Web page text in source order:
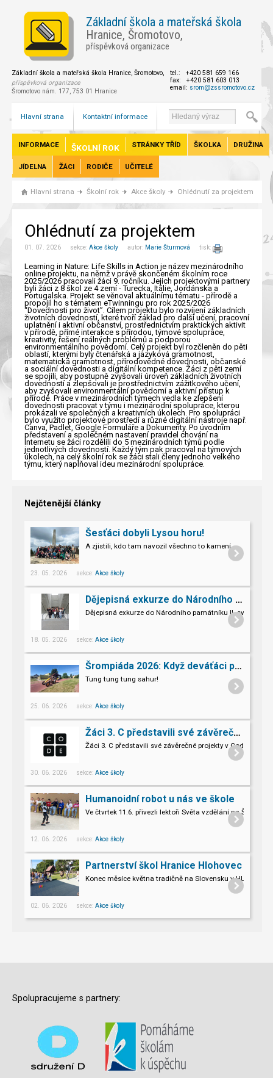
Základní škola a mateřská škola
Hranice, Šromotovo,
příspěvková organizace
Základní škola a mateřská škola Hranice, Šromotovo,
příspěvková organizace
Šromotovo nám. 177, 753 01 Hranice
tel.: +420 581 659 166
fax: +420 581 603 013
email: srom@zssromotovo.cz
Hlavní strana Kontaktní informace
INFORMACE ŠKOLNÍ ROK STRÁNKY TŘÍD ŠKOLKA DRUŽINA
JÍDELNA ŽÁCI RODIČE UČITELÉ
Hlavní strana Školní rok Akce školy Ohlédnutí za projektem
Ohlédnutí za projektem
01. 07. 2026 sekce: Akce školy autor: Marie Šturmová tisk:
Learning in Nature: Life Skills in Action je název mezinárodního
online projektu, na němž v právě skončeném školním roce
2025/2026 pracovali žáci 9. ročníku. Jejich projektovými partnery
byli žáci z 8 škol ze 4 zemí - Turecka, Itálie, Jordánska a
Portugalska. Projekt se věnoval aktuálnímu tématu - přírodě a
propojil ho s tématem eTwinningu pro rok 2025/2026
“Dovednosti pro život”. Cílem projektu bylo rozvíjení základních
životních dovedností, které tvoří základ pro další učení, pracovní
uplatnění i aktivní občanství, prostřednictvím praktických aktivit
v přírodě, přímé interakce s přírodou, týmové spolupráce,
kreativity, řešení reálných problémů a podporou
environmentálního povědomí. Celý projekt byl rozčleněn do pěti
oblastí, kterými byly čtenářská a jazyková gramotnost,
matematická gramotnost, přírodovědné dovednosti, občanské
a sociální dovednosti a digitální kompetence. Žáci z pěti zemí
se spojili, aby postupně zvyšovali úroveň základních životních
dovedností a zlepšovali je prostřednictvím zážitkového učení,
aby zvyšovali environmentální povědomí a aktivní přístup k
přírodě. Práce v mezinárodních týmech vedla ke zlepšení
dovednosti pracovat v týmu i mezinárodní spolupráce, kterou
prokázali ve společných a kreativních úkolech. Pro spolupráci
bylo využito projektové prostředí a různé digitální nástroje např.
Canva, Padlet, Google Formuláře a Dokumenty. Po úvodním
představení a společném nastavení pravidel chování na
Internetu se žáci rozdělili do 5 mezinárodních týmů podle
jednotlivých dovedností. Každý tým pak pracoval na týmových
úkolech, na celý školní rok se žáci stali členy jednoho velkého
týmu, který naplňoval ideu mezinárodní spolupráce.
Nejčtenější články
Šesťáci dobyli Lysou horu!
A zjistili, kdo tam navozil všechno to kamení.
23. 05. 2026 sekce: Akce školy
Dějepisná exkurze do Národního památníku II. sv. války v Hrabyni
Dějepisná exkurze do Národního památníku II. světové
18. 05. 2026 sekce: Akce školy
Šrompiáda 2026: Když deváťáci převzali velení
Tung tung tung sahur!
25. 06. 2026 sekce: Akce školy
Žáci 3. C představili své závěrečné projekty v Code.org
Žáci 3. C představili své závěrečné projekty v Code.org
30. 06. 2026 sekce: Akce školy
Humanoidní robot u nás ve škole
Ve čtvrtek 11.6. přivezli lektoři Světa vzdělání na
Pro naše třeťáky a páťáky to byl opravdu nevšední zážitek.
12. 06. 2026 sekce: Akce školy
Partnerství škol Hranice Hlohovec
Konec měsíce května tradičně na Slovensku v HLOHOVCI!
02. 06. 2026 sekce: Akce školy
Spolupracujeme s partnery: